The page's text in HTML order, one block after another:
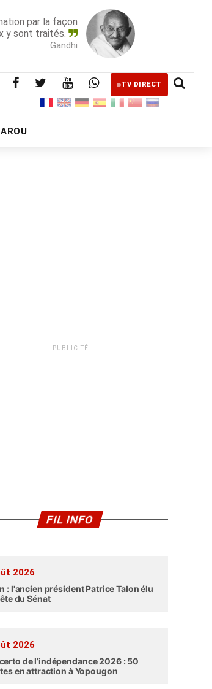
par la façon
y sont traités.
Gandhi
TV DIRECT
PUBLICITÉ
FIL INFO
2026
: l'ancien président Patrice Talon élu
du Sénat
2026
de l’indépendance 2026 : 50
en attraction à Yopougon